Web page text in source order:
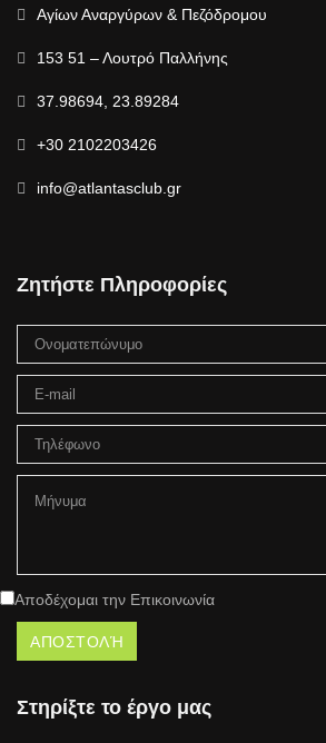
Αγίων Αναργύρων & Πεζόδρομου
153 51 – Λουτρό Παλλήνης
37.98694, 23.89284
+30 2102203426
info@atlantasclub.gr
Ζητήστε Πληροφορίες
Αποδέχομαι την Επικοινωνία
Στηρίξτε το έργο μας